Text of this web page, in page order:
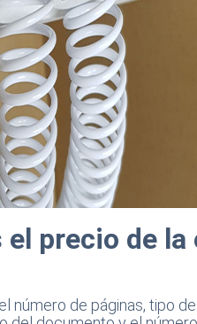
el precio de
número de páginas, tipo